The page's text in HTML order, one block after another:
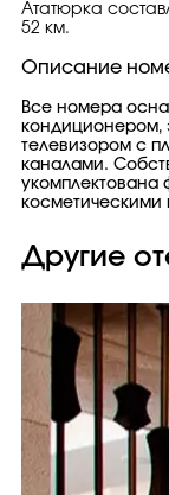
Ататюрка
52 км.
Описание
Все номера
кондиционером,
телевизором с
каналами.
укомплектована
косметическими
Другие